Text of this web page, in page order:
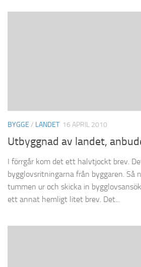
BYGGE / LANDET 16 APRIL 2010
Utbyggnad av landet,
I förrgår kom det ett halvtjockt brev.
bygglovsritningarna från byggaren. Så
tummen ur och skicka in
ett annat hemligt litet brev. Det...